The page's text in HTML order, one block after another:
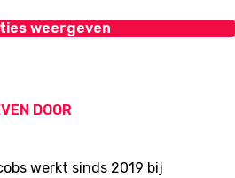
weergeven
DOOR
werkt sinds 2019 bij